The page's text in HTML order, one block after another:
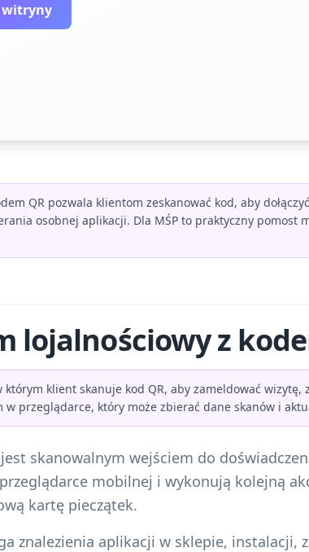
witryny
QR pozwala klientom zeskanować kod, aby
osobnej aplikacji. Dla MŚP to praktyczny pomost
lojalnościowy z
klient skanuje kod QR, aby zameldować
przeglądarce, który może zbierać dane skanów i
skanowalnym wejściem do
mobilnej i wykonują kolejną
kartę pieczątek.
znalezienia aplikacji w sklepie, instalacji,